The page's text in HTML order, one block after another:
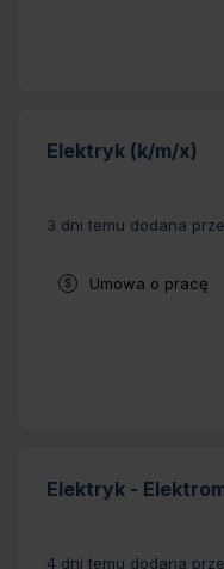
Elektryk (k/m/x)
3 dni temu dodana
Typ umowy:
Umowa o pracę
Elektryk -
4 dni temu dodana